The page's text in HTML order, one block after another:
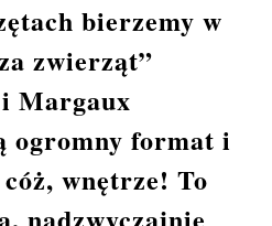
bierzemy w
zwierząt”
Margaux
ogromny format i
wnętrze! To